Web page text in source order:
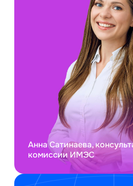
Анна Сатинаева,
комиссии ИМЭС